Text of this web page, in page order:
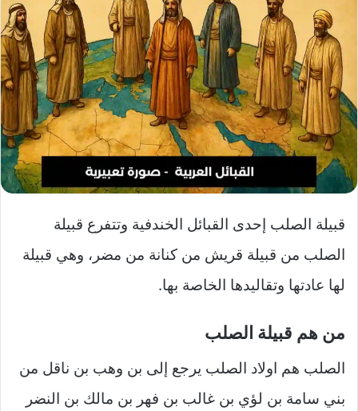
قبيلة الصلب إحدى القبائل الخندفية وتتفرع قبيلة
الصلب من قبيلة قريش من كنانة من مضر، وهي قبيلة
لها عادتها وتقاليدها الخاصة بها.
من هم قبيلة الصلب
الصلب هم اولاد الصلب يرجع إلى بن وهب بن ناقل من
بني سامة بن لؤي بن غالب بن فهر بن مالك بن النضر